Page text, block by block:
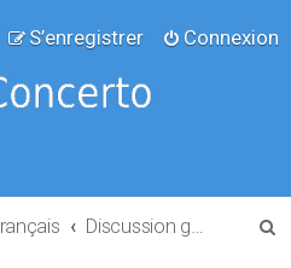
Connexion
S’enregistrer